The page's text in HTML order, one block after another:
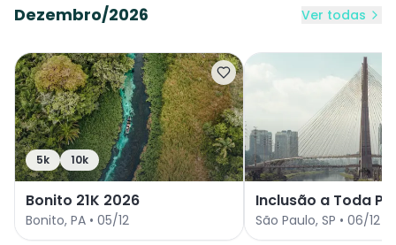
Dezembro/2026 Ver todas
5k 10k
Bonito 21K 2026
Bonito, PA • 05/12
Inclusão a Toda
2026
São Paulo, SP • 06/12